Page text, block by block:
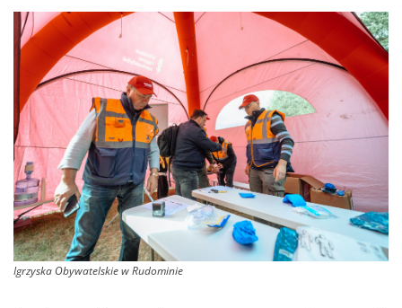
Igrzyska Obywatelskie w Rudominie